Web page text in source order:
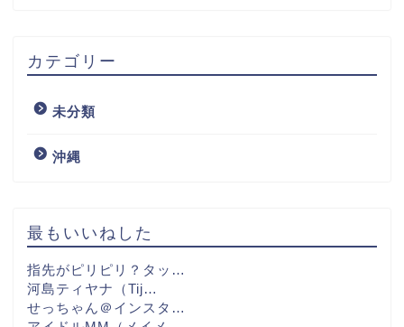
カテゴリー
未分類
沖縄
最もいいねした
指先がピリピリ？タッ…
河島ティヤナ（Tij…
せっちゃん＠インスタ…